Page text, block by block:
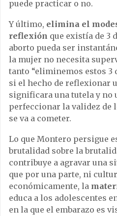
puede practicar o no.
Y último, elimina el
reflexión que existía de 3
aborto pueda ser
la mujer no necesita
tanto “eliminemos estos 3
si el hecho de reflexionar
significara una tutela y no
perfeccionar la validez de
se va a cometer.
Lo que Montero persigue
brutalidad sobre la
contribuye a agravar una
que por una parte, ni
económicamente, la
educa a los adolescentes
en la que el embarazo es